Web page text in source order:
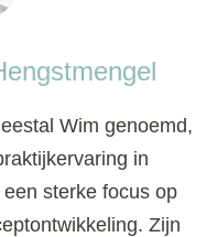
Wim genoemd,
in
sterke focus op
Zijn